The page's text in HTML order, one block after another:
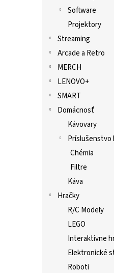
Software
Projektory
Streaming
Arcade a Retro
MERCH
LENOVO+
SMART
Domácnosť
Kávovary
Príslušenstvo
Chémia
Filtre
Káva
Hračky
R/C Modely
LEGO
Interaktívne
Elektronické
Roboti